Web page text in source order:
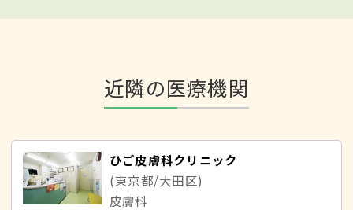
近隣の医療機関
ひご皮膚科クリニック
(東京都/大田区)
皮膚科